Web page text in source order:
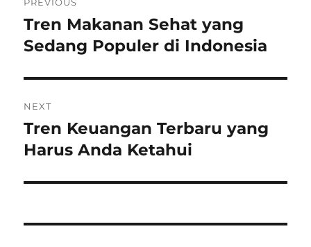
navigation
Previous
post:
Tren Makanan Sehat yang
Sedang Populer di Indonesia
NEXT
Next
post:
Tren Keuangan Terbaru yang
Harus Anda Ketahui